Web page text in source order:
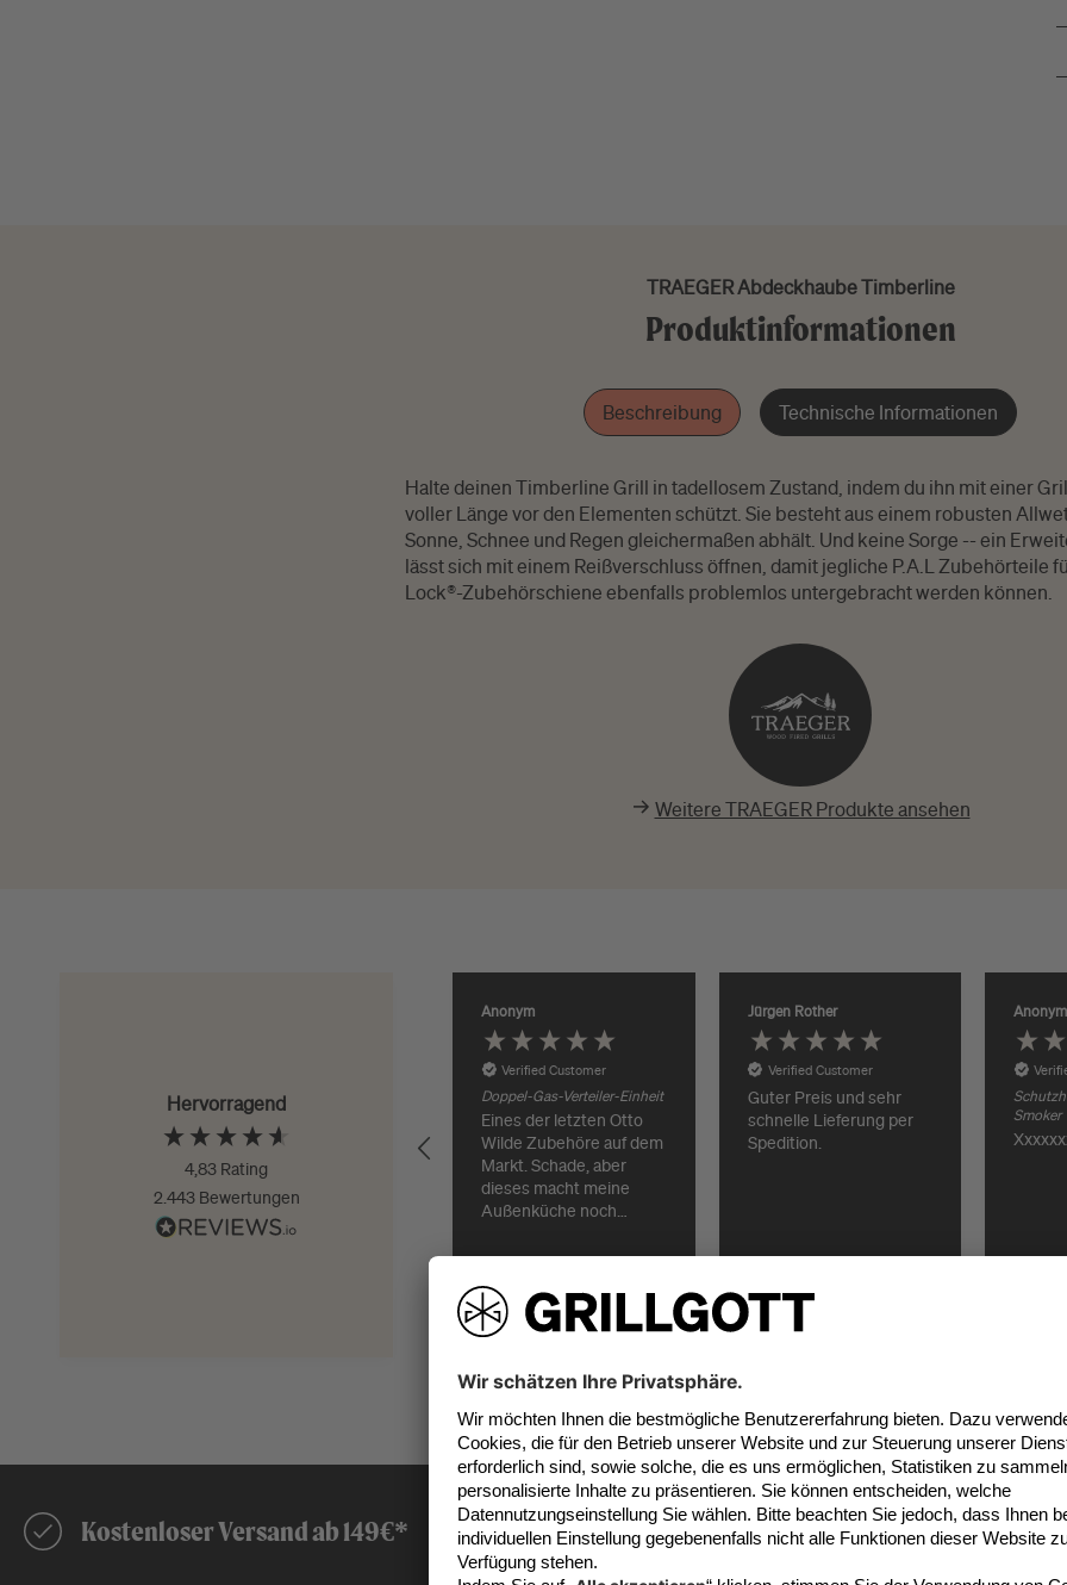
TRAEGER Abdeckhaube Timberline
Produktinformationen
Beschreibung Technische Informationen
Halte deinen Timberline Grill in tadellosem Zustand, indem du ihn mit einer
voller Länge vor den Elementen schützt. Sie besteht aus einem robusten
Sonne, Schnee und Regen gleichermaßen abhält. Und keine Sorge -- ein
lässt sich mit einem Reißverschluss öffnen, damit jegliche P.A.L Zubehörteile
Lock®-Zubehörschiene ebenfalls problemlos untergebracht werden können.
Weitere TRAEGER Produkte ansehen
Hervorragend
4,83 Rating
2.443 Bewertungen
Anonym
Verified Customer
Doppel-Gas-Verteiler-Einheit
Eines der letzten Otto
Wilde Zubehöre auf dem
Markt. Schade, aber
dieses macht meine
Außenküche noch
Lieferung durch Grillgott.
Jürgen Rother
Verified Customer
Guter Preis und sehr
schnelle Lieferung per
Spedition.
Anonym
Smoker
Kostenloser Versand ab 149€* Beratung vor Ort & Online Versandfertig in